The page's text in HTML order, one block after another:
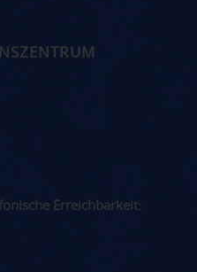
Erreichbarkeit: